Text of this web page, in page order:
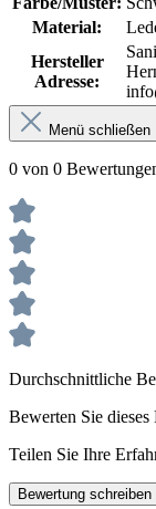
Material:
Hersteller
Adresse:
Menü schließen
0 von 0
Durchschnittliche
Bewerten Sie dieses
Teilen Sie Ihre
Bewertung schreiben